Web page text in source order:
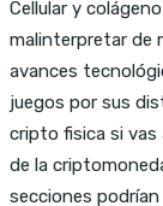
Cellular y
malinterpretar de
avances
juegos por sus
cripto fisica si vas
de la
secciones